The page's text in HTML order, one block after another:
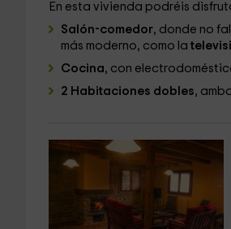
En esta vivienda podréis
Salón-comedor, donde no
más moderno, como la
Cocina, con
2 Habitaciones dobles,